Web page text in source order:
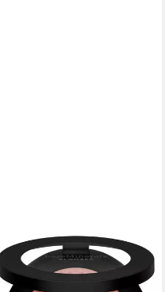
BAREMINERALS
Bronzer-Puder Gen Hautfarbe
Blonzer Blusher Rouge-